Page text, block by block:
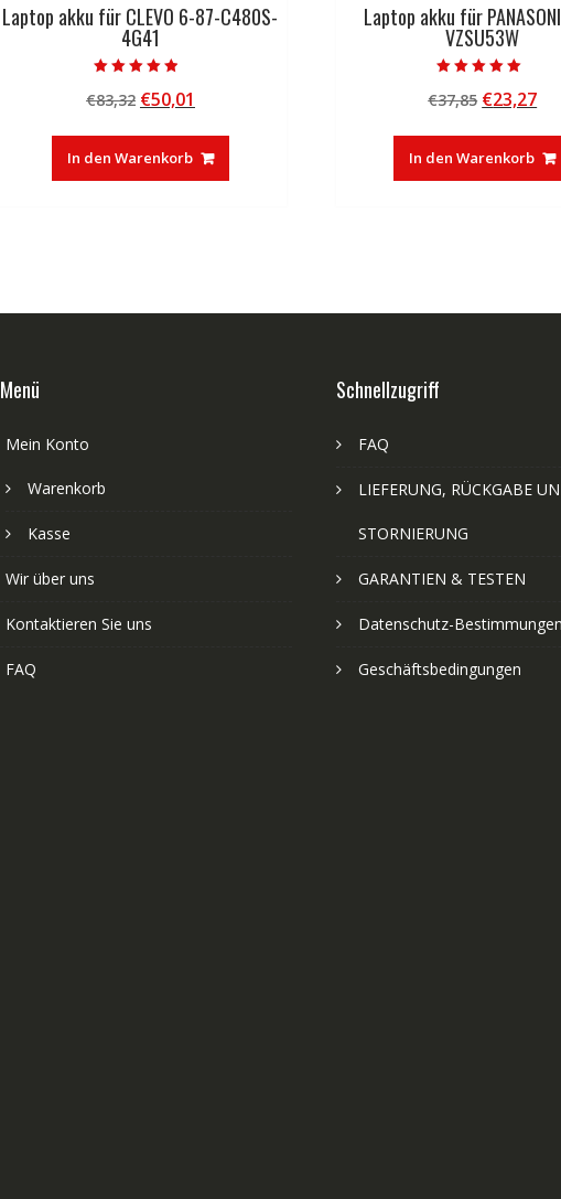
Laptop akku für CLEVO 6-87-C480S-
4G41
4.50
von 5
€83,32 Ursprünglicher
war:
€83,32
€50,01
ist:
€50,01.
In den Warenkorb
Laptop akku für
VZSU53W
5.00
von 5
€37,85
war:
€37,85
€23,27
ist:
In den Warenkorb
Menü
Mein Konto
Warenkorb
Kasse
Wir über uns
Kontaktieren Sie uns
FAQ
Schnellzugriff
FAQ
LIEFERUNG, RÜCKGABE
STORNIERUNG
GARANTIEN & TESTEN
Datenschutz-Bestimmungen
Geschäftsbedingungen